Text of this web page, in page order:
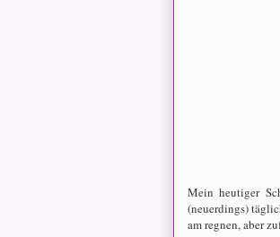
Mein heutiger
(neuerdings)
am regnen, aber